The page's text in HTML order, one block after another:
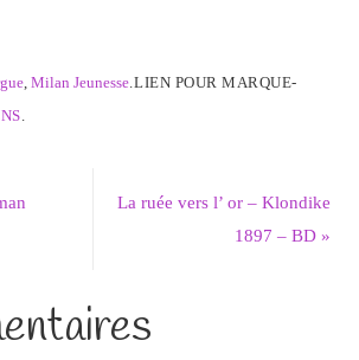
,Milan Jeunesse LIEN POUR MARQUE-
La ruée vers l’ or – Klondike
1897 – BD»